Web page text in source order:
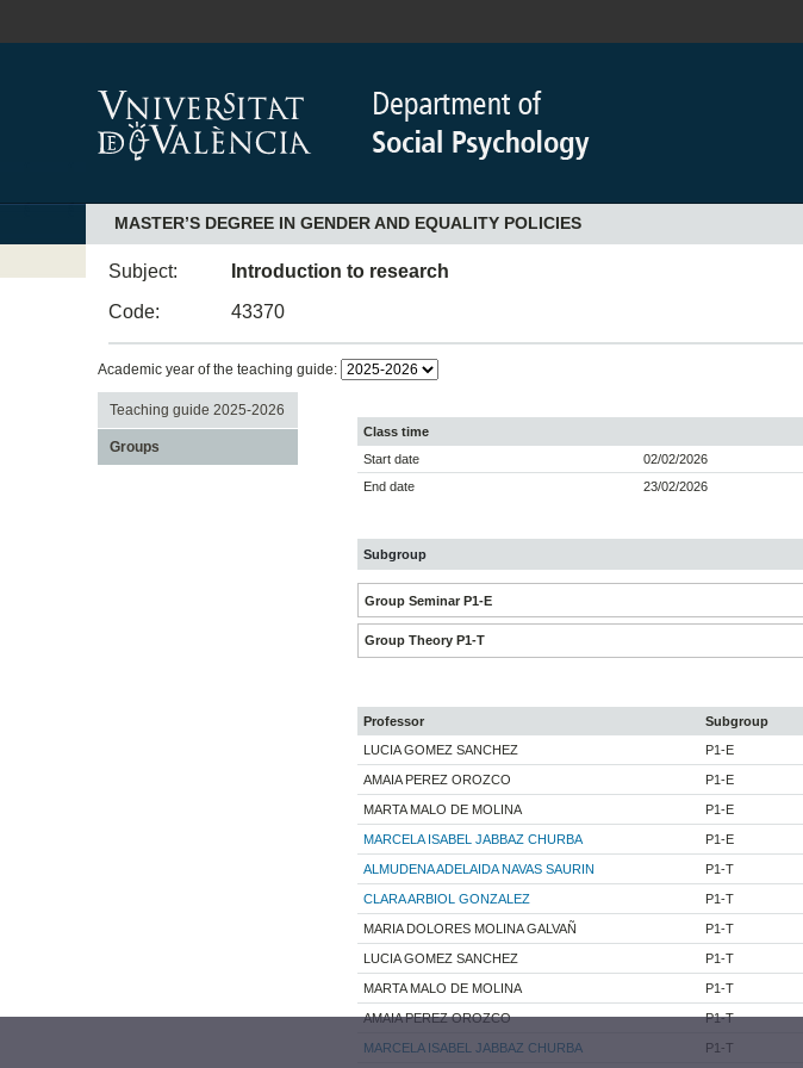
MASTER’S DEGREE IN GENDER AND EQUALITY POLICIES
Subject:
Introduction to research
Code:
43370
Academic year of the teaching guide:
Teaching guide 2025-2026
Groups
Class time
Start date
02/02/2026
End date
23/02/2026
Subgroup
Group Seminar P1-E
Group Theory P1-T
Professor Subgroup
LUCIA GOMEZ SANCHEZ
P1-E
AMAIA PEREZ OROZCO P1-E
MARTA MALO DE MOLINA P1-E
MARCELA ISABEL JABBAZ CHURBA P1-E
ALMUDENA ADELAIDA NAVAS SAURIN P1-T
CLARA ARBIOL GONZALEZ P1-T
MARIA DOLORES MOLINA GALVAÑ P1-T
LUCIA GOMEZ SANCHEZ P1-T
MARTA MALO DE MOLINA P1-T
AMAIA PEREZ OROZCO P1-T
MARCELA ISABEL JABBAZ CHURBA P1-T